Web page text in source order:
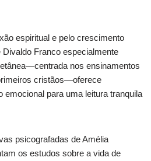
espiritual e pelo crescimento
Franco especialmente
nos ensinamentos
cristãos—oferece
emocional para uma leitura tranquila
psicografadas de Amélia
os estudos sobre a vida de